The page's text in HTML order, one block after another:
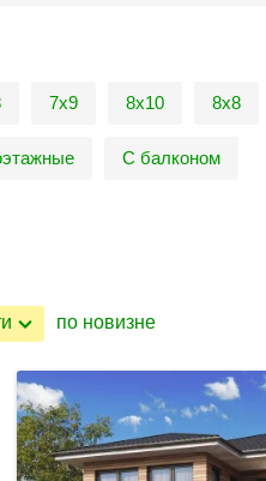
7х9 8х10 8х8
С балконом
по новизне